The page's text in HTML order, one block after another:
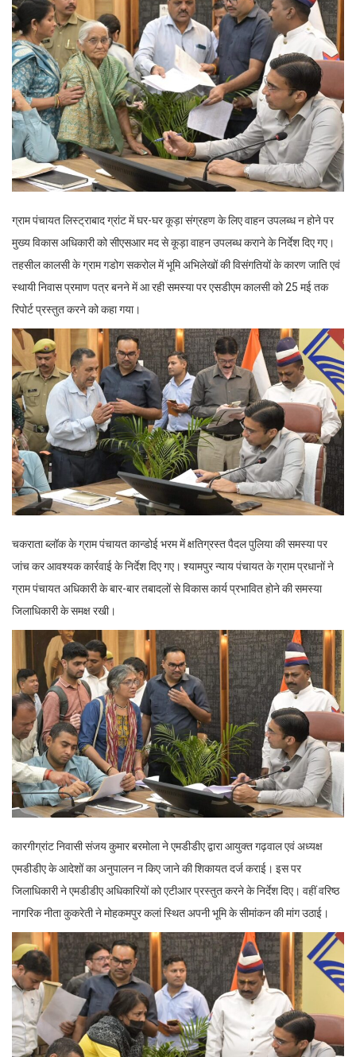
ग्राम पंचायत लिस्ट्राबाद ग्रांट में घर-घर कूड़ा संग्रहण के लिए वाहन उपलब्ध न होने पर
मुख्य विकास अधिकारी को सीएसआर मद से कूड़ा वाहन उपलब्ध कराने के निर्देश दिए गए।
तहसील कालसी के ग्राम गडोग सकरोल में भूमि अभिलेखों की विसंगतियों के कारण जाति एवं
स्थायी निवास प्रमाण पत्र बनने में आ रही समस्या पर एसडीएम कालसी को 25 मई तक
रिपोर्ट प्रस्तुत करने को कहा गया।
चकराता ब्लॉक के ग्राम पंचायत कान्डोई भरम में क्षतिग्रस्त पैदल पुलिया की समस्या पर
जांच कर आवश्यक कार्रवाई के निर्देश दिए गए। श्यामपुर न्याय पंचायत के ग्राम प्रधानों ने
ग्राम पंचायत अधिकारी के बार-बार तबादलों से विकास कार्य प्रभावित होने की समस्या
जिलाधिकारी के समक्ष रखी।
कारगीग्रांट निवासी संजय कुमार बरमोला ने एमडीडीए द्वारा आयुक्त गढ़वाल एवं अध्यक्ष
एमडीडीए के आदेशों का अनुपालन न किए जाने की शिकायत दर्ज कराई। इस पर
जिलाधिकारी ने एमडीडीए अधिकारियों को एटीआर प्रस्तुत करने के निर्देश दिए। वहीं वरिष्ठ
नागरिक नीता कुकरेती ने मोहकमपुर कलां स्थित अपनी भूमि के सीमांकन की मांग उठाई।